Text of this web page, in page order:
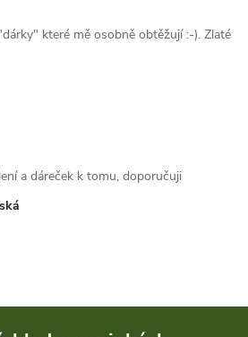
které mě osobně obtěžují :-). Zlaté
a dáreček k tomu, doporučuji